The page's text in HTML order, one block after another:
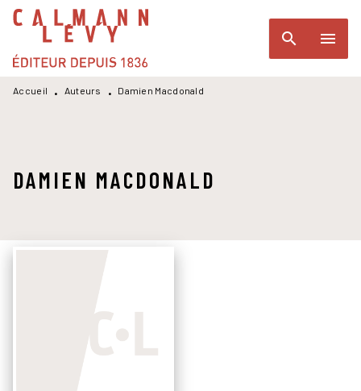
MENU RECHERCHE
PIED DE PAGE
search menu
Accueil • Auteurs • Damien Macdonald
DAMIEN MACDONALD